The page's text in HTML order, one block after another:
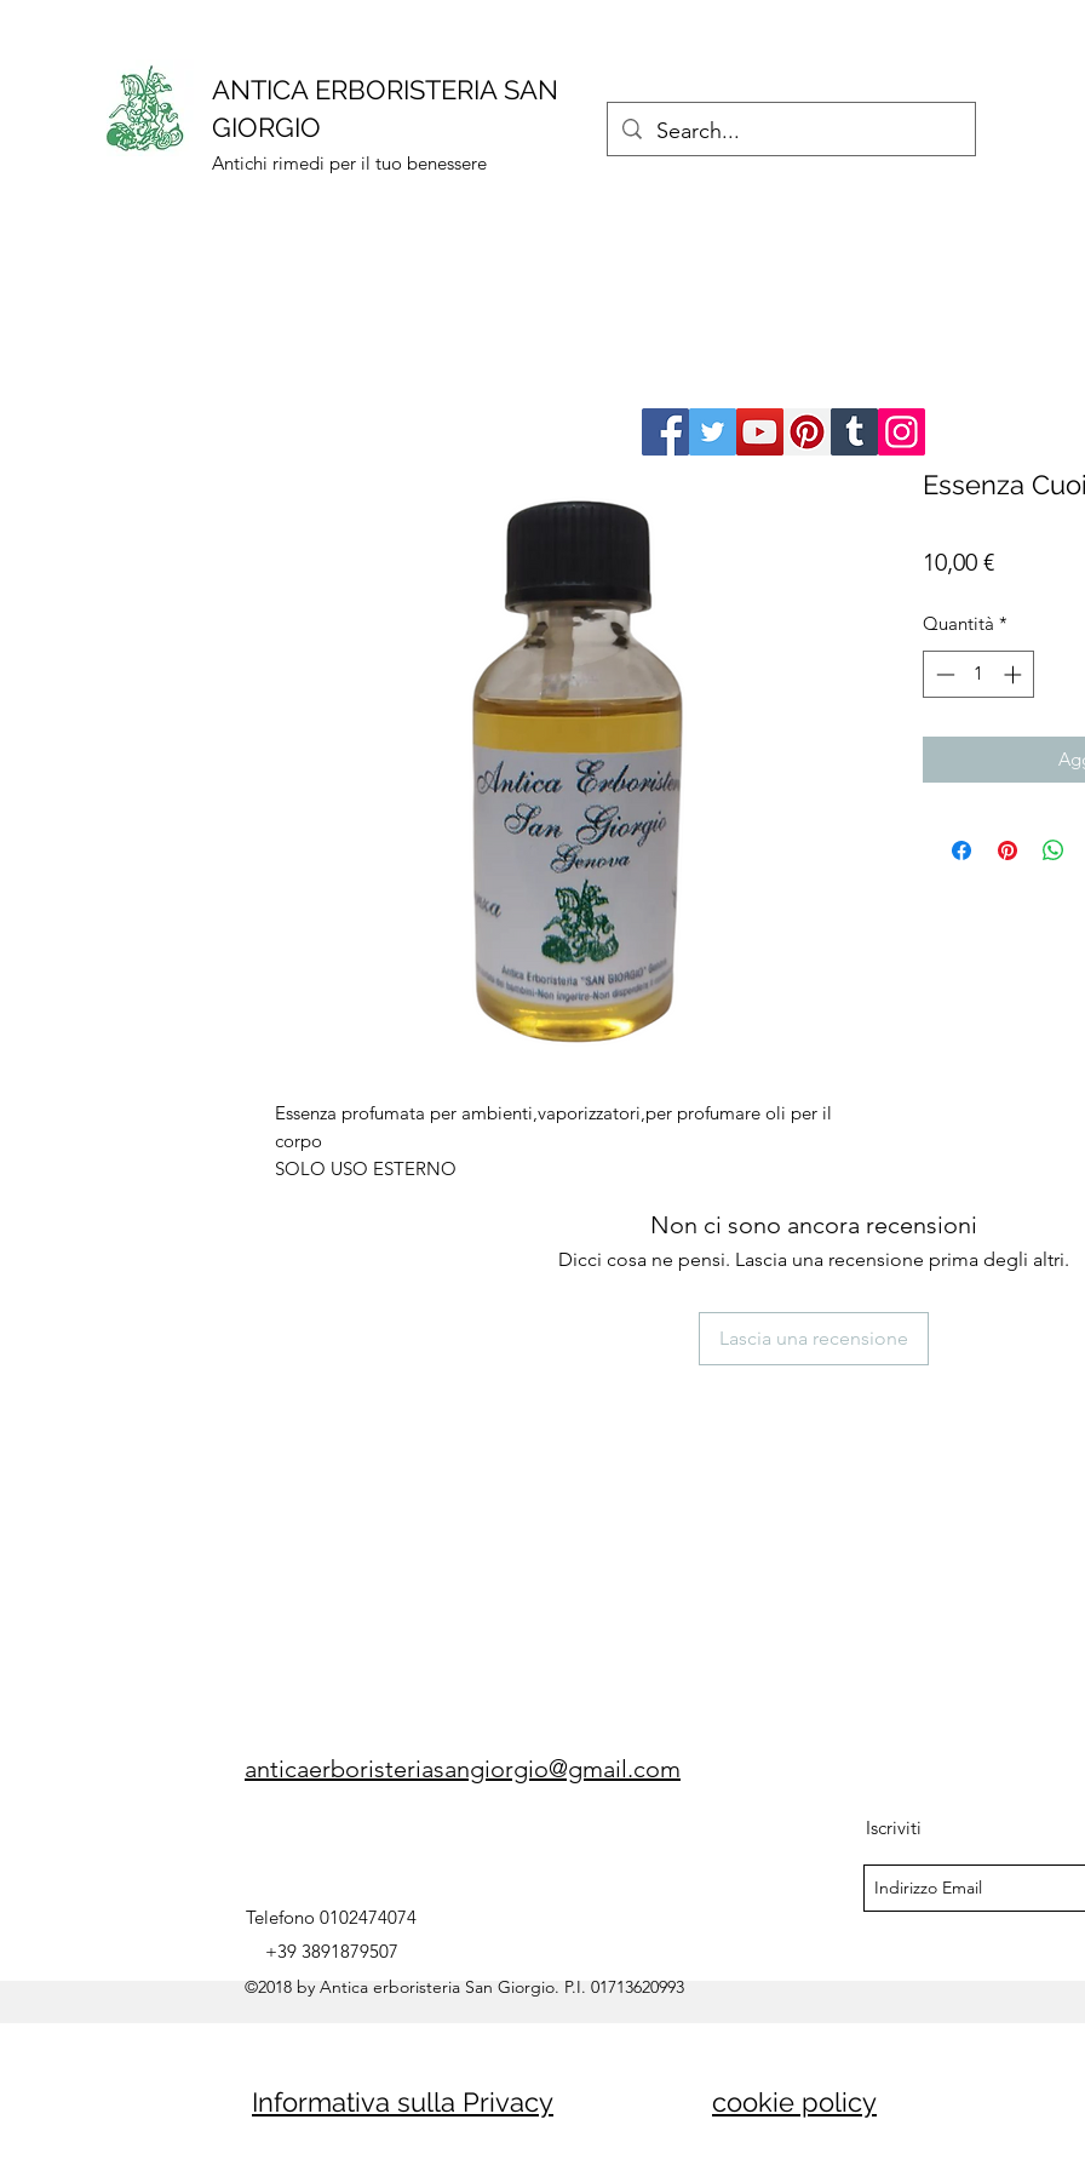
ANTICA ERBORISTERIA SAN
GIORGIO
Antichi rimedi per il tuo benessere
Essenza profumata per ambienti,vaporizzatori,per profumare oli per il
corpo
SOLO USO ESTERNO
Essenza
10,00 €Prezzo
Quantità *
Non ci sono ancora recensioni
Dicci cosa ne pensi. Lascia una recensione prima degli altri.
Lascia una recensione
anticaerboristeriasangiorgio@gmail.com
Telefono 0102474074
+39 3891879507
Iscriviti
©2018 by Antica erboristeria San Giorgio. P.I. 01713620993
Informativa sulla Privacy cookie policy